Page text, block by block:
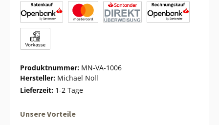
Produktnummer: MN-VA-1006
Hersteller: Michael Noll
Lieferzeit: 1-2 Tage
Unsere Vorteile